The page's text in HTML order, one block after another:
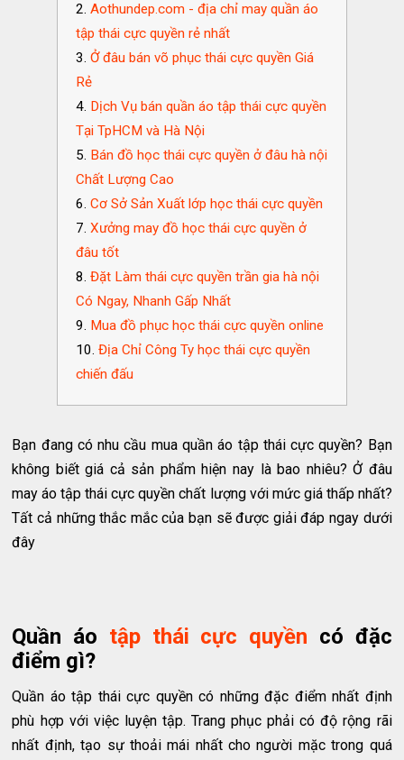
Aothundep.com - địa chỉ may quần áo
tập thái cực quyền rẻ nhất
Ở đâu bán võ phục thái cực quyền Giá
Rẻ
Dịch Vụ bán quần áo tập thái cực quyền
Tại TpHCM và Hà Nội
Bán đồ học thái cực quyền ở đâu hà nội
Chất Lượng Cao
Cơ Sở Sản Xuất lớp học thái cực quyền
Xưởng may đồ học thái cực quyền ở
đâu tốt
Đặt Làm thái cực quyền trần gia hà nội
Có Ngay, Nhanh Gấp Nhất
Mua đồ phục học thái cực quyền online
Địa Chỉ Công Ty học thái cực quyền
chiến đấu
Bạn đang có nhu cầu mua quần áo tập thái cực quyền? Bạn
không biết giá cả sản phẩm hiện nay là bao nhiêu? Ở đâu
may áo tập thái cực quyền chất lượng với mức giá thấp nhất?
Tất cả những thắc mắc của bạn sẽ được giải đáp ngay dưới
đây
Quần áo tập thái cực quyền có đặc
điểm gì?
Quần áo tập thái cực quyền có những đặc điểm nhất định
phù hợp với việc luyện tập. Trang phục phải có độ rộng rãi
nhất định, tạo sự thoải mái nhất cho người mặc trong quá